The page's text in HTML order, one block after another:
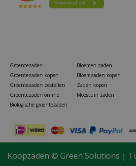
Wolf klapzaag powercut saw 145
Groentezaden
Groentezaden kopen
Groentezaden bestellen
Groentezaden online
Biologische groentezaden
Bloemen zaden
Bloemzaden kopen
Zaden kopen
Moestuin zaden
Koopzaden © Green Solutions |